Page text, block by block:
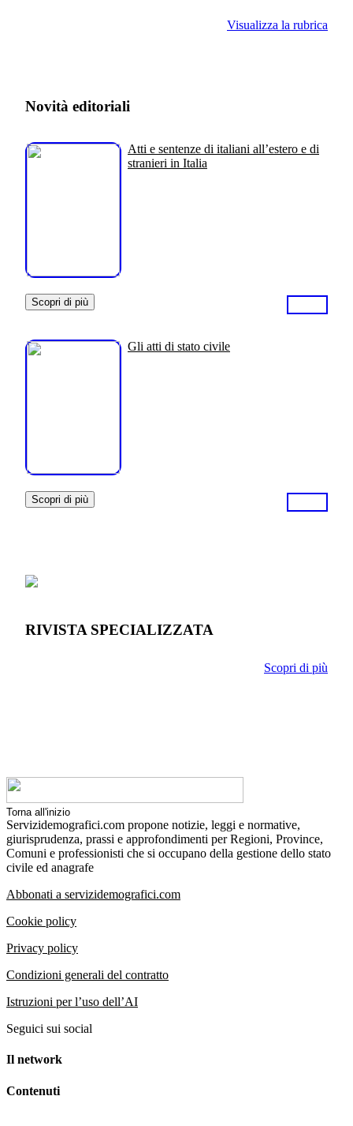
Visualizza la rubrica
Novità editoriali
Atti e sentenze di italiani all’estero e di
stranieri in Italia
Scopri di più
Gli atti di stato civile
Scopri di più
RIVISTA SPECIALIZZATA
Scopri di più
Torna all'inizio
Servizidemografici.com propone notizie, leggi e normative,
giurisprudenza, prassi e approfondimenti per Regioni, Province,
Comuni e professionisti che si occupano della gestione dello stato
civile ed anagrafe
Abbonati a servizidemografici.com
Cookie policy
Privacy policy
Condizioni generali del contratto
Istruzioni per l’uso dell’AI
Seguici sui social
Il network
Contenuti